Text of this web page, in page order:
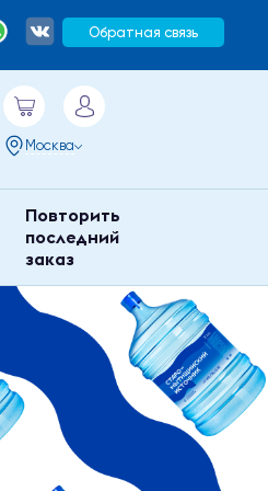
Обратная связь
Москва
Повторить
последний
заказ